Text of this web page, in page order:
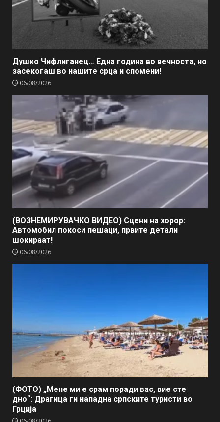
Душко Чифлиганец… Eдна година во вечноста, но
засекогаш во нашите срца и спомени!
06/08/2026
(ВОЗНЕМИРУВАЧКО ВИДЕО) Сцени на хорор:
Автомобил покоси пешаци, првите детали
шокираат!
06/08/2026
(ФОТО) „Мене ми е срам поради вас, вие сте
дно“: Драгица ги нападна српските туристи во
Грција